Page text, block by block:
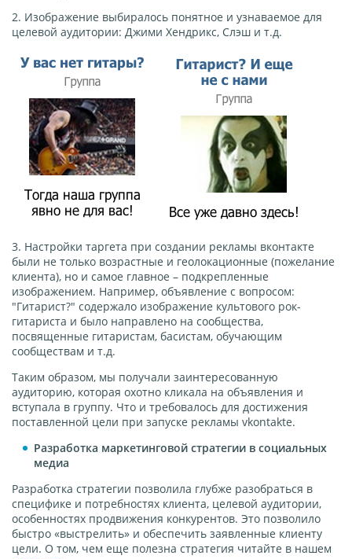
2. Изображение выбиралось понятное и узнаваемое для
целевой аудитории: Джими Хендрикс, Слэш и т.д.
3. Настройки таргета при создании рекламы вконтакте
были не только возрастные и геолокационные (пожелание
клиента), но и самое главное – подкрепленные
изображением. Например, объявление с вопросом:
"Гитарист?" содержало изображение культового рок-
гитариста и было направлено на сообщества,
посвященные гитаристам, басистам, обучающим
сообществам и т.д.
Таким образом, мы получали заинтересованную
аудиторию, которая охотно кликала на объявления и
вступала в группу. Что и требовалось для достижения
поставленной цели при запуске рекламы vkontakte.
Разработка маркетинговой стратегии в социальных
медиа
Разработка стратегии позволила глубже разобраться в
специфике и потребностях клиента, целевой аудитории,
особенностях продвижения конкурентов. Это позволило
быстро «выстрелить» и обеспечить заявленные клиенту
цели. О том, чем еще полезна стратегия читайте в нашем